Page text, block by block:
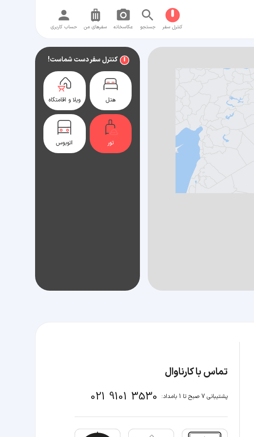
کنترل سفر جستجو عکاسخانه سفر‌های من حساب کاربری
کنترل سفر دست شماست!
هتل ویلا و اقامتگاه
تور اتوبوس
تماس با کارناوال
پشتیبانی 7 صبح تا 1 بامداد: 021 9101 3530